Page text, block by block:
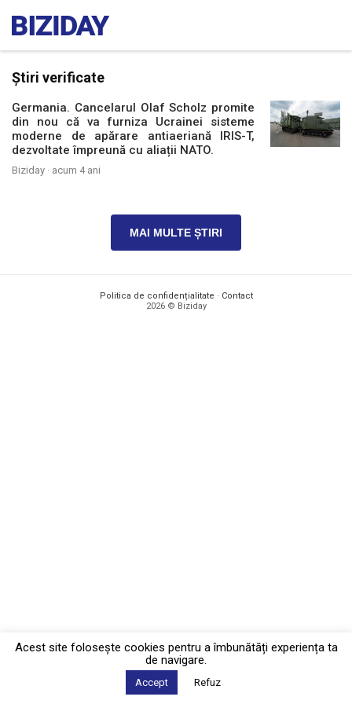
Știri verificate
Germania. Cancelarul Olaf Scholz promite
din nou că va furniza Ucrainei sisteme
moderne de apărare antiaeriană IRIS-T,
dezvoltate împreună cu aliații NATO.
Biziday · acum 4 ani
MAI MULTE ȘTIRI
Politica de confidențialitate · Contact
2026 © Biziday
Acest site foloseşte cookies pentru a îmbunătăți experiența ta
de navigare.
Accept Refuz